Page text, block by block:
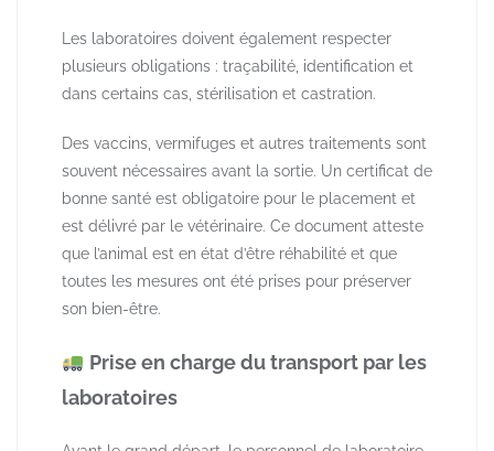
Les laboratoires doivent également respecter
plusieurs obligations : traçabilité, identification et
dans certains cas, stérilisation et castration.
Des vaccins, vermifuges et autres traitements sont
souvent nécessaires avant la sortie. Un certificat de
bonne santé est obligatoire pour le placement et
est délivré par le vétérinaire. Ce document atteste
que l’animal est en état d’être réhabilité et que
toutes les mesures ont été prises pour préserver
son bien-être.
​ Prise en charge du transport par les
laboratoires